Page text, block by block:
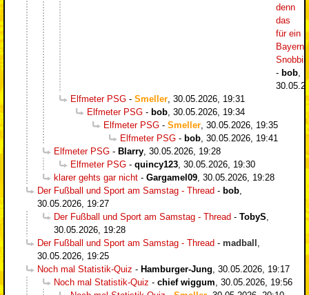
denn
das
für ein
Bayern-
- bob
Elfmeter PSG - Smeller 30.05.2026, 19:31
Elfmeter PSG - bob 30.05.2026, 19:34
Elfmeter PSG - Smeller 30.05.2026, 19:35
Elfmeter PSG - bob 30.05.2026, 19:41
Elfmeter PSG - Blarry 30.05.2026, 19:28
Elfmeter PSG - quincy123 30.05.2026, 19:30
klarer gehts gar nicht - Gargamel09 30.05.2026, 19:28
Der Fußball und Sport am Samstag - Thread - bob
30.05.2026, 19:27
Der Fußball und Sport am Samstag - Thread - TobyS
30.05.2026, 19:28
Der Fußball und Sport am Samstag - Thread - madball
30.05.2026, 19:25
Noch mal Statistik-Quiz - Hamburger-Jung 30.05.2026, 19:17
Noch mal Statistik-Quiz - chief wiggum 30.05.2026, 19:56